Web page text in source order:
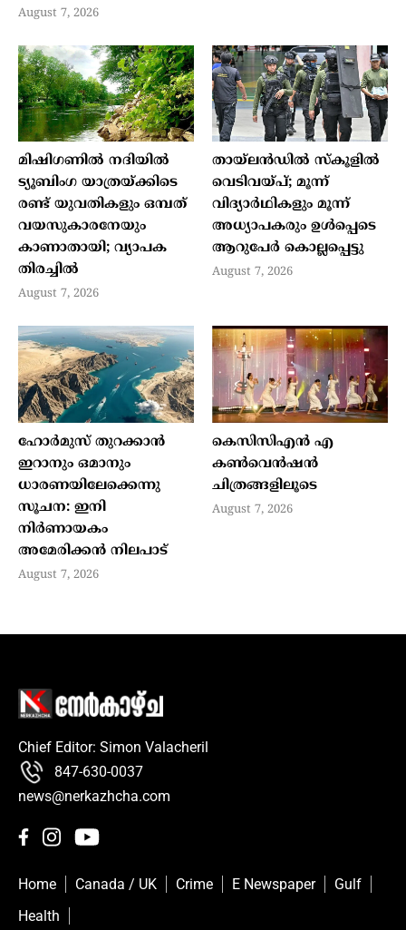
August 7, 2026
മിഷിഗണില്‍ നദിയില്‍
ട്യൂബിംഗ യാത്രയ്ക്കിടെ
രണ്ട് യുവതികളും ഒമ്പത്
വയസുകാരനേയും
കാണാതായി; വ്യാപക
തിരച്ചില്‍
August 7, 2026
തായ്ലന്‍ഡില്‍ സ്‌കൂളില്‍
വെടിവയ്പ്; മൂന്ന്
വിദ്യാര്‍ഥികളും മൂന്ന്
അധ്യാപകരും ഉള്‍പ്പെടെ
ആറുപേര്‍ കൊല്ലപ്പെട്ടു
August 7, 2026
ഹോര്‍മുസ് തുറക്കാന്‍
ഇറാനും ഒമാനും
ധാരണയിലേക്കെന്നു
സൂചന: ഇനി
നിര്‍ണായകം
അമേരിക്കന്‍ നിലപാട്
August 7, 2026
കെസിസിഎൻ എ
കൺവെൻഷൻ
ചിത്രങ്ങളിലൂടെ
August 7, 2026
Chief Editor: Simon Valacheril
847-630-0037
news@nerkazhcha.com
Home Canada / UK Crime E Newspaper
Gulf
Health